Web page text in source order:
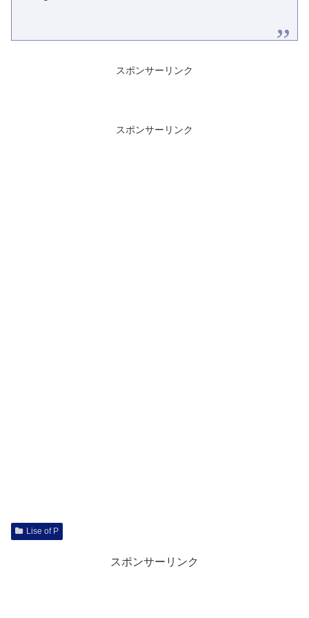
スポンサーリンク
スポンサーリンク
Lise of P
スポンサーリンク